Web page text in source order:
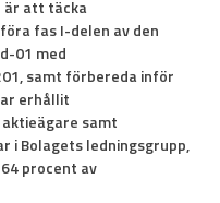
är att täcka
fas I-delen av den
01 med
samt förbereda inför
erhållit
samt
i Bolagets ledningsgrupp,
procent av